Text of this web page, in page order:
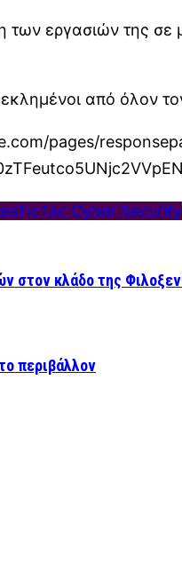
των εργασιών της
από όλον
pages/
TicTac Cyber Security
στον κλάδο της
περιβάλλον